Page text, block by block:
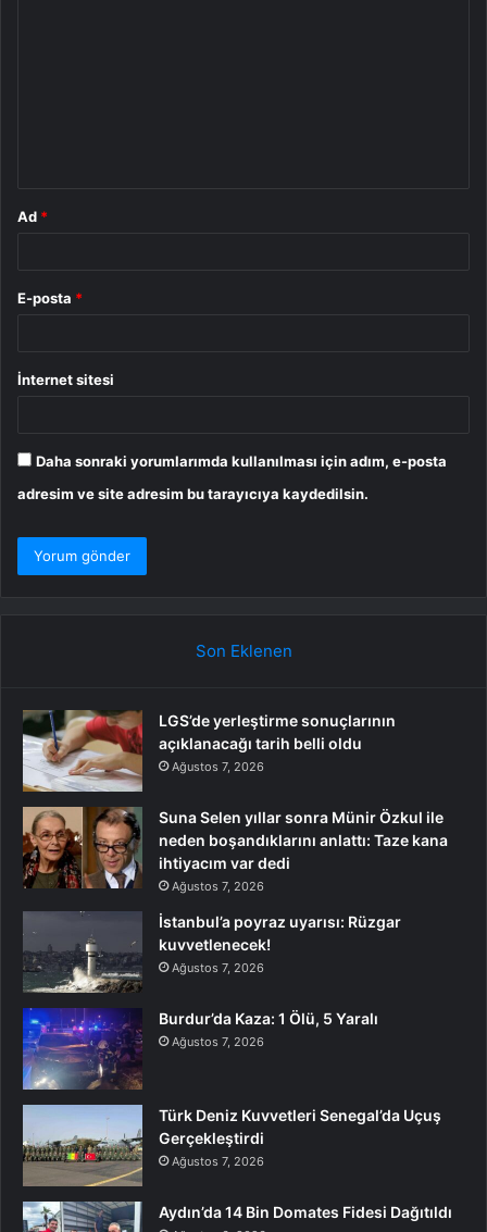
Ad *
E-posta *
İnternet sitesi
Daha sonraki yorumlarımda kullanılması için adım, e-posta
adresim ve site adresim bu tarayıcıya kaydedilsin.
Son Eklenen
LGS’de yerleştirme sonuçlarının
açıklanacağı tarih belli oldu
Ağustos 7, 2026
Suna Selen yıllar sonra Münir Özkul ile
neden boşandıklarını anlattı: Taze kana
ihtiyacım var dedi
Ağustos 7, 2026
İstanbul’a poyraz uyarısı: Rüzgar
kuvvetlenecek!
Ağustos 7, 2026
Burdur’da Kaza: 1 Ölü, 5 Yaralı
Ağustos 7, 2026
Türk Deniz Kuvvetleri Senegal’da Uçuş
Gerçekleştirdi
Ağustos 7, 2026
Aydın’da 14 Bin Domates Fidesi Dağıtıldı